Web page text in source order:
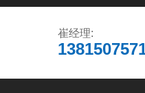
崔经理: